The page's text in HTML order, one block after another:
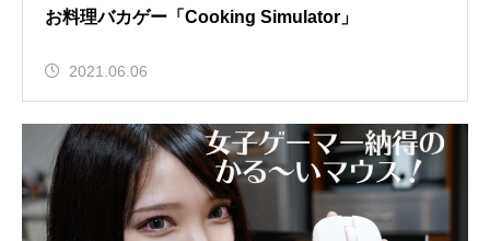
お料理バカゲー「Cooking Simulator」
2021.06.06